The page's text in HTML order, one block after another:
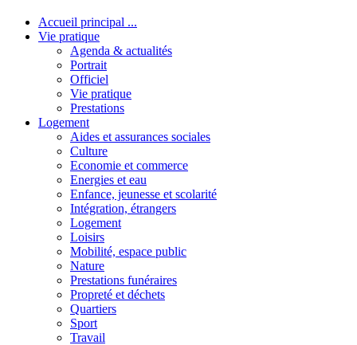
Accueil principal ...
Vie pratique
Agenda & actualités
Portrait
Officiel
Vie pratique
Prestations
Logement
Aides et assurances sociales
Culture
Economie et commerce
Energies et eau
Enfance, jeunesse et scolarité
Intégration, étrangers
Logement
Loisirs
Mobilité, espace public
Nature
Prestations funéraires
Propreté et déchets
Quartiers
Sport
Travail